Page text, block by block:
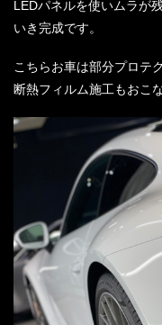
LEDパネルを使いムラが
いき完成です。
こちらお車は部分プロテ
断熱フィルム施工もおこ